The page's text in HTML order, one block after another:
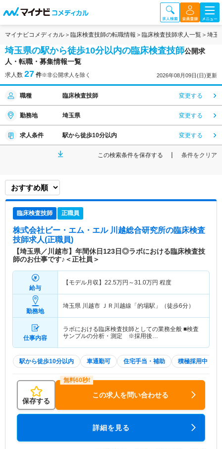
マイナビコメディカル 臨床検査技師の転職情報 臨床検査技師求人一覧 埼玉
埼玉県の駅から徒歩10分以内の臨床検査技師公開求
人・転職・募集情報一覧
求人数 27 件※非公開求人を除く 2026年08月09日(日)更新
職種 臨床検査技師 変更する
勤務地 埼玉県 変更する
求人条件 駅から徒歩10分以内 変更する
この検索条件を保存する 条件をクリア
臨床検査技師 正職員
株式会社ビー・エム・エル 川越総合研究所の臨床検査
技師求人(正職員)
【埼玉県／川越市】年間休日123日◎ラボにおける臨床検査技
師のお仕事です♪＜正社員＞
給与
【モデル月収】 22.5万円～31.0万円 程度
勤務地
埼玉県 川越市 ＪＲ川越線「的場駅」（徒歩6分）
仕事内容
ラボにおける臨床検査技師としての業務全般 ■検査
サンプルの分析・測定 ※採用後…
駅から徒歩10分以内 車通勤可 住宅手当・補助 積極採用中
保存する
この求人を問い合わせる
詳細を見る